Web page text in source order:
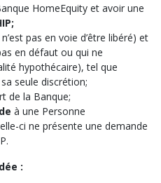
HomeEquity et avoir une
pas en voie d’être libéré) et
en défaut ou qui ne
hypothécaire), tel que
seule discrétion;
de la Banque;
à une Personne
ci ne présente une demande
: